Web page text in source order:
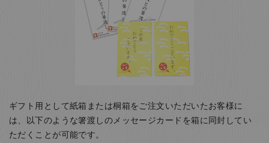
ギフト用として紙箱または桐箱をご注文いただいたお客様に
は、以下のような箸渡しのメッセージカードを箱に同封してい
ただくことが可能です。